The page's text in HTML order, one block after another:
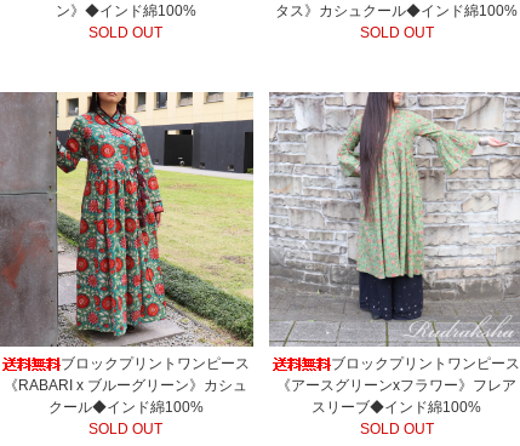
ン》◆インド綿100%
SOLD OUT
タス》カシュクール◆インド綿100%
SOLD OUT
ブロックプリントワンピース
《RABARI x ブルーグリーン》カシュ
クール◆インド綿100%
SOLD OUT
ブロックプリントワンピース
《アースグリーンxフラワー》フレア
スリーブ◆インド綿100%
SOLD OUT